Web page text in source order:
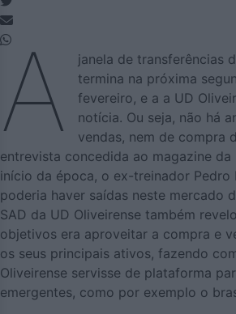
A
janela de transferências
termina na próxima
fevereiro, e a a UD
notícia. Ou seja, não há
vendas, nem de compra
entrevista concedida ao magazine
início da época, o ex-treinador Pedro
poderia haver saídas neste mercado
SAD da UD Oliveirense também
objetivos era aproveitar a compra e
os seus principais ativos, fazendo
Oliveirense servisse de plataforma
emergentes, como por exemplo o